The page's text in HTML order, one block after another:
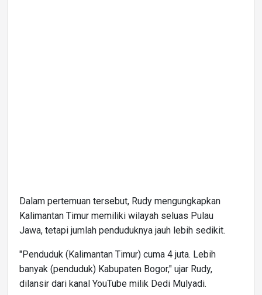
Dalam pertemuan tersebut, Rudy mengungkapkan
Kalimantan Timur memiliki wilayah seluas Pulau
Jawa, tetapi jumlah penduduknya jauh lebih sedikit.
"Penduduk (Kalimantan Timur) cuma 4 juta. Lebih
banyak (penduduk) Kabupaten Bogor," ujar Rudy,
dilansir dari kanal YouTube milik Dedi Mulyadi.